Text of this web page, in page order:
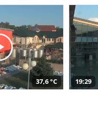
37,6 °C 19:29